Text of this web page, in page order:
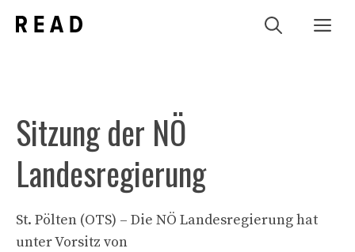
Inhalt
Sitzung der NÖ
Landesregierung
St. Pölten (OTS) – Die NÖ Landesregierung hat
unter Vorsitz von